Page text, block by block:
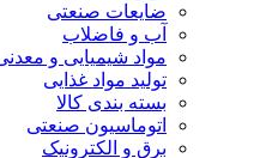
ضایعات صنعتی
آب و فاضلاب
مواد شیمیایی و معدنی
تولید مواد غذایی
بسته بندی کالا
اتوماسیون صنعتی
برق و الکترونیک